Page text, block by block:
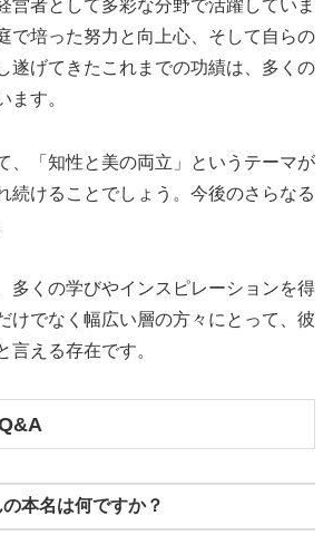
営者として多彩な分野で活躍していま
で培った努力と向上心、そして自らの
遂げてきたこれまでの功績は、多くの
ます。
、「知性と美の両立」というテーマが
続けることでしょう。今後のさらなる
多くの学びやインスピレーションを得
けでなく幅広い層の方々にとって、彼
言える存在です。
本名は何ですか？